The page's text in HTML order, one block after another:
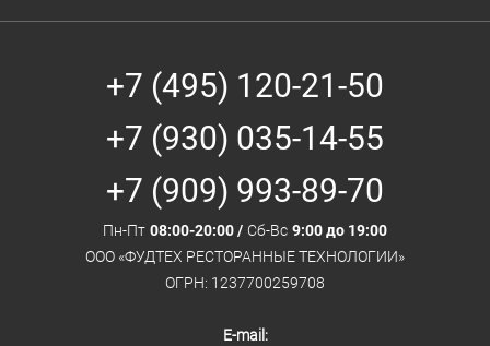
+7 (495) 120-21-50
+7 (930) 035-14-55
+7 (909) 993-89-70
Пн-Пт 08:00-20:00 / Сб-Вс 9:00 до 19:00
ООО «ФУДТЕХ РЕСТОРАННЫЕ ТЕХНОЛОГИИ»
ОГРН: 1237700259708
E-mail: